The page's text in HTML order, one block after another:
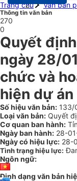
Trang chủ
Văn bản
Thông tin văn bản
270
0
Quyết
ngày 28/
chức và
hiện dự
Số hiệu văn bản: 133/
Loại văn bản: Quyết
Cơ quan ban hành:
Ngày ban hành: 28-
Ngày có hiệu lực: 28-
Tình trạng hiệu lực:
Ngôn ngữ:
Định dạng văn bản